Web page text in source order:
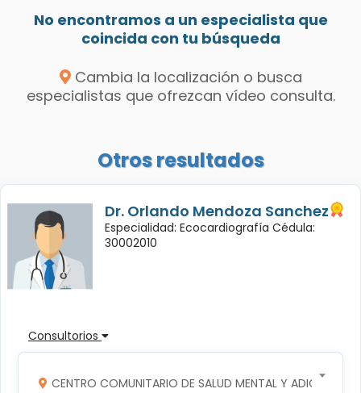
No encontramos a un especialista que
coincida con tu búsqueda
Cambia la localización o busca
especialistas que ofrezcan vídeo consulta.
Otros resultados
Dr. Orlando Mendoza Sanchez
Especialidad: Ecocardiografía Cédula:
30002010
Consultorios
CENTRO COMUNITARIO DE SALUD MENTAL Y